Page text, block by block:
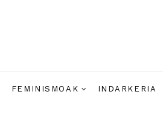
FEMINISMOAK INDARKERIA